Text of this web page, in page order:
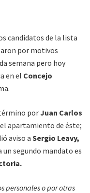
candidatos de la lista
por motivos
semana pero hoy
en el Concejo
porJuan Carlos
apartamiento de éste;
aviso a Sergio Leavy,
un segundo mandato es
personales o por otras